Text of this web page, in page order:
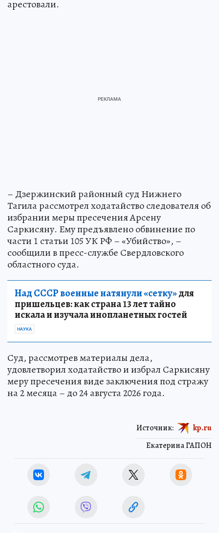
арестовали.
– Дзержинский районный суд Нижнего
Тагила рассмотрел ходатайство следователя об
избрании меры пресечения Арсену
Саркисяну. Ему предъявлено обвинение по
части 1 статьи 105 УК РФ – «Убийство», –
сообщили в пресс-службе Свердловского
областного суда.
Над СССР военные натянули «сетку»для
пришельцев: как страна 13 лет тайно
искала и изучала инопланетных гостей
НАУКА
Суд, рассмотрев материалы дела,
удовлетворил ходатайство и избрал Саркисяну
меру пресечения виде заключения под стражу
на 2 месяца – до 24 августа 2026 года.
Екатерина ГАПОН
Источник: kp.ru